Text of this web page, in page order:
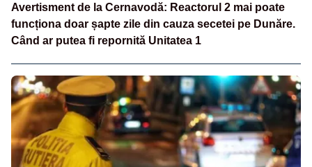
Avertisment de la Cernavodă: Reactorul 2 mai poate
funcționa doar șapte zile din cauza secetei pe Dunăre.
Când ar putea fi repornită Unitatea 1